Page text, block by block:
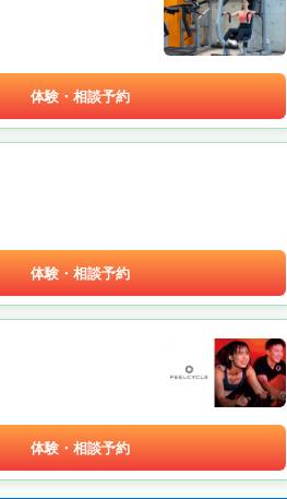
体験・相談予約
体験・相談予約
体験・相談予約